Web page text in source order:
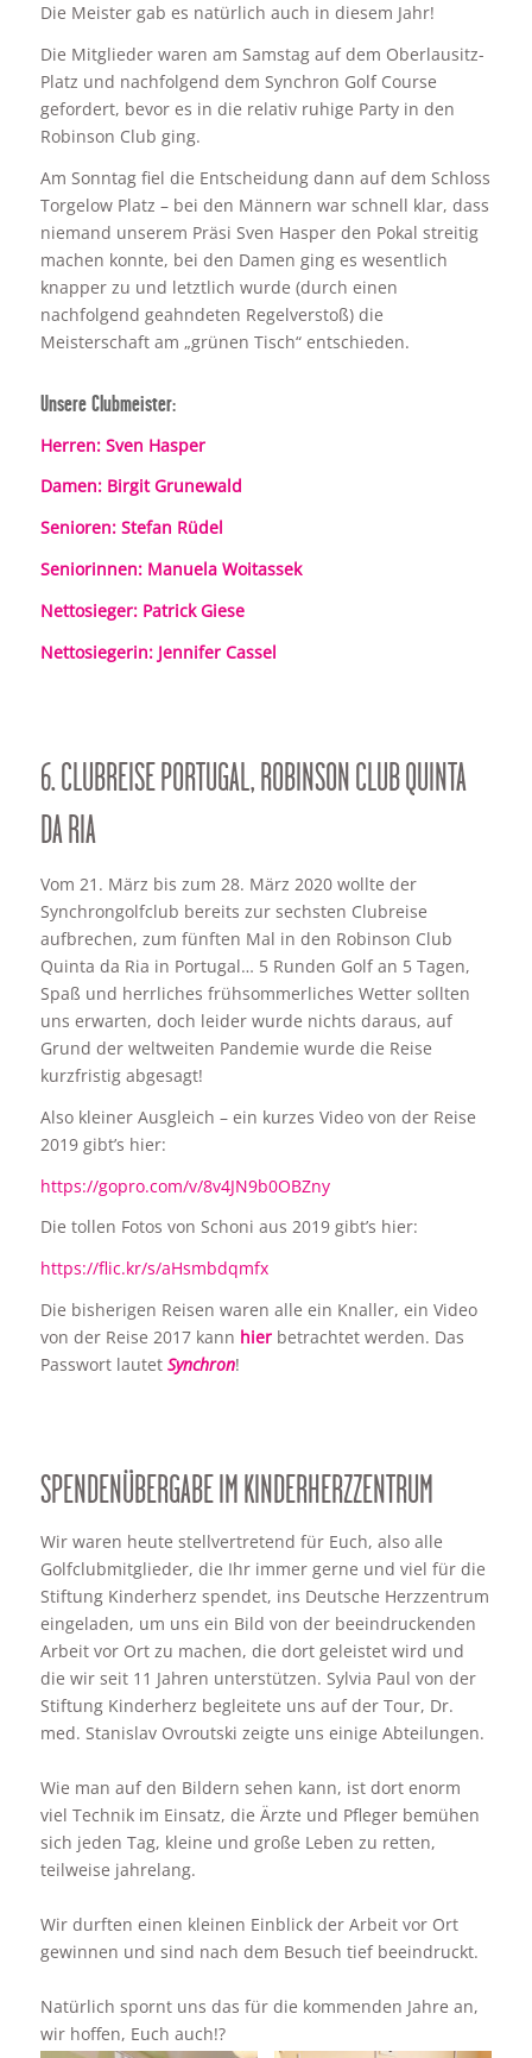
Die Meister gab es natürlich auch in diesem Jahr!
Die Mitglieder waren am Samstag auf dem Oberlausitz-
Platz und nachfolgend dem Synchron Golf Course
gefordert, bevor es in die relativ ruhige Party in den
Robinson Club ging.
Am Sonntag fiel die Entscheidung dann auf dem Schloss
Torgelow Platz – bei den Männern war schnell klar, dass
niemand unserem Präsi Sven Hasper den Pokal streitig
machen konnte, bei den Damen ging es wesentlich
knapper zu und letztlich wurde (durch einen
nachfolgend geahndeten Regelverstoß) die
Meisterschaft am „grünen Tisch“ entschieden.
Unsere Clubmeister:
Herren: Sven Hasper
Damen: Birgit Grunewald
Senioren: Stefan Rüdel
Seniorinnen: Manuela Woitassek
Nettosieger: Patrick Giese
Nettosiegerin: Jennifer Cassel
6. CLUBREISE PORTUGAL, ROBINSON CLUB QUINTA
DA RIA
Vom 21. März bis zum 28. März 2020 wollte der
Synchrongolfclub bereits zur sechsten Clubreise
aufbrechen, zum fünften Mal in den Robinson Club
Quinta da Ria in Portugal… 5 Runden Golf an 5 Tagen,
Spaß und herrliches frühsommerliches Wetter sollten
uns erwarten, doch leider wurde nichts daraus, auf
Grund der weltweiten Pandemie wurde die Reise
kurzfristig abgesagt!
Also kleiner Ausgleich – ein kurzes Video von der Reise
2019 gibt’s hier:
https://gopro.com/v/8v4JN9b0OBZny
Die tollen Fotos von Schoni aus 2019 gibt’s hier:
https://flic.kr/s/aHsmbdqmfx
Die bisherigen Reisen waren alle ein Knaller, ein Video
von der Reise 2017 kann hierbetrachtet werden. Das
Passwort lautet Synchron!
SPENDENÜBERGABE IM KINDERHERZZENTRUM
Wir waren heute stellvertretend für Euch, also alle
Golfclubmitglieder, die Ihr immer gerne und viel für die
Stiftung Kinderherz spendet, ins Deutsche Herzzentrum
eingeladen, um uns ein Bild von der beeindruckenden
Arbeit vor Ort zu machen, die dort geleistet wird und
die wir seit 11 Jahren unterstützen. Sylvia Paul von der
Stiftung Kinderherz begleitete uns auf der Tour, Dr.
med. Stanislav Ovroutski zeigte uns einige Abteilungen.
Wie man auf den Bildern sehen kann, ist dort enorm
viel Technik im Einsatz, die Ärzte und Pfleger bemühen
sich jeden Tag, kleine und große Leben zu retten,
teilweise jahrelang.
Wir durften einen kleinen Einblick der Arbeit vor Ort
gewinnen und sind nach dem Besuch tief beeindruckt.
Natürlich spornt uns das für die kommenden Jahre an,
wir hoffen, Euch auch!?